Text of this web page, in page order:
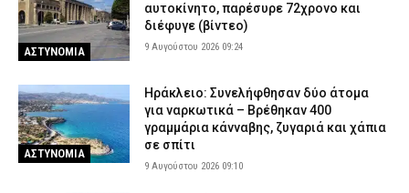
ΑΣΤΥΝΟΜΙΑ
αυτοκίνητο, παρέσυρε 72χρονο και
διέφυγε (βίντεο)
9 Αυγούστου 2026 09:24
ΑΣΤΥΝΟΜΙΑ
Ηράκλειο: Συνελήφθησαν δύο άτομα
για ναρκωτικά – Βρέθηκαν 400
γραμμάρια κάνναβης, ζυγαριά και χάπια
σε σπίτι
9 Αυγούστου 2026 09:10